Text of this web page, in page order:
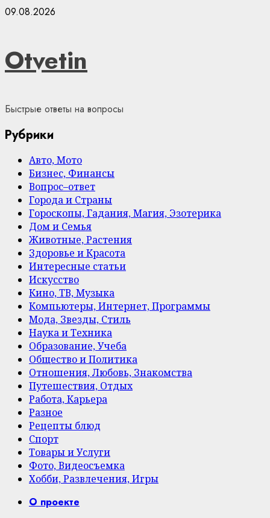
Skip
09.08.2026
Otvetin
Быстрые ответы на вопросы
Рубрики
Авто, Мото
Бизнес, Финансы
Вопрос–ответ
Города и Страны
Гороскопы, Гадания, Магия, Эзотерика
Дом и Семья
Животные, Растения
Здоровье и Красота
Интересные статьи
Искусство
Кино, ТВ, Музыка
Компьютеры, Интернет, Программы
Мода, Звезды, Стиль
Наука и Техника
Образование, Учеба
Общество и Политика
Отношения, Любовь, Знакомства
Путешествия, Отдых
Работа, Карьера
Разное
Рецепты блюд
Спорт
Товары и Услуги
Фото, Видеосъемка
Хобби, Развлечения, Игры
PrimaryО проекте